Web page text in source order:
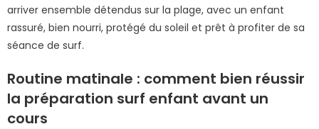
arriver ensemble détendus sur la plage, avec un enfant
rassuré, bien nourri, protégé du soleil et prêt à profiter de sa
séance de surf.
Routine matinale : comment bien réussir
la préparation surf enfant avant un
cours